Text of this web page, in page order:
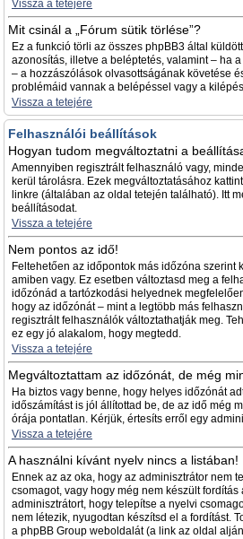
Vissza a tetejére
Mit csinál a „Fórum sütik törlése”?
Ez a funkció törli az összes phpBB3 által
azonosítás, illetve a beléptetés, valamint – ha
– a hozzászólások olvasottságának követése
problémáid vannak a belépéssel vagy a
Vissza a tetejére
Felhasználói beállítások
Hogyan tudom megváltoztatni a
Amennyiben regisztrált felhasználó vagy,
kerül tárolásra. Ezek megváltoztatásához
linkre (általában az oldal tetején található). Itt
beállításodat.
Vissza a tetejére
Nem pontos az idő!
Feltehetően az időpontok más időzóna szerint
amiben vagy. Ez esetben változtasd meg a
időzónád a tartózkodási helyednek
hogy az időzónát – mint a legtöbb más
regisztrált felhasználók változtathatják meg.
ez egy jó alakalom, hogy megtedd.
Vissza a tetejére
Megváltoztattam az időzónát, de még
Ha biztos vagy benne, hogy helyes időzónát
időszámítást is jól állítottad be, de az idő még
órája pontatlan. Kérjük, értesíts erről egy
Vissza a tetejére
A használni kívánt nyelv nincs a listában!
Ennek az az oka, hogy az adminisztrátor nem
csomagot, vagy hogy még nem készült
adminisztrátort, hogy telepítse a nyelvi
nem létezik, nyugodtan készítsd el a fordítást.
a phpBB Group weboldalát (a link az oldal